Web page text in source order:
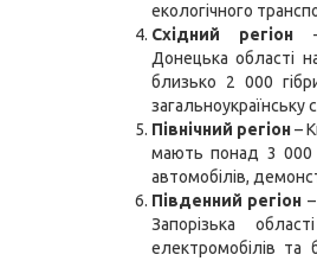
екологічного
Східний регіон –
Донецька області
близько 2 000
загальноукраїнську
Північний регіон–
мають понад 3 000
автомобілів,
Південний регіон
Запорізька
електромобілів